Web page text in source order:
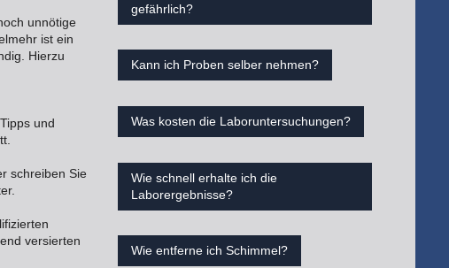
unnötige
ist ein
Hierzu
und
schreiben Sie
versierten
gefährlich?
Kann ich Proben selber nehmen?
Was kosten die Laboruntersuchungen?
Wie schnell erhalte ich die
Laborergebnisse?
Wie entferne ich Schimmel?